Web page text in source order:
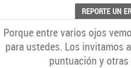
REPORTE UN
Porque entre varios ojos
para ustedes. Los invitamos
puntuación y